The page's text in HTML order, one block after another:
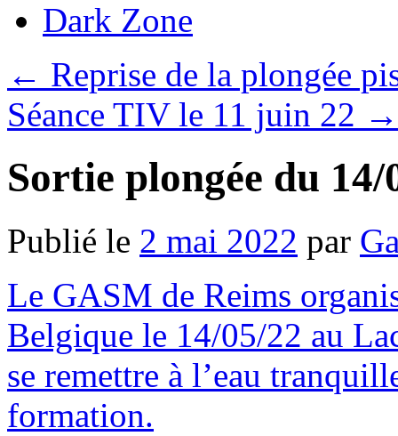
Dark Zone
← Reprise de la plongée
Séance TIV le 11 juin 22 →
Sortie plongée du 14/
Publié le 2 mai 2022 par
Le GASM de Reims
Belgique le 14/05/22 au
se remettre à l’eau
formation.